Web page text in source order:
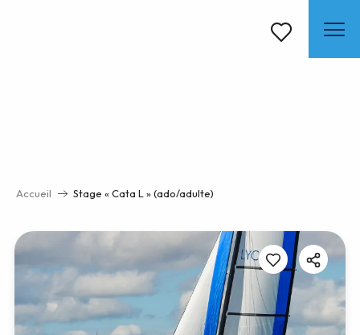
Voir les favoris
Accueil Stage « Cata L » (ado/adulte)